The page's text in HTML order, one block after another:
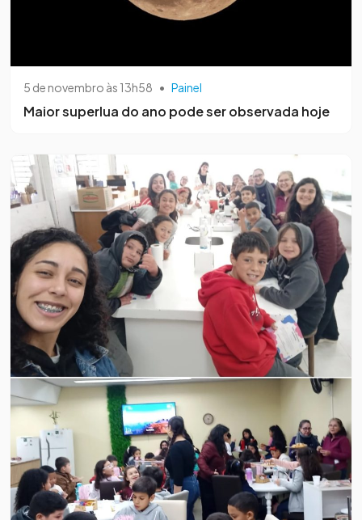
5 de novembro às 13h58 • Painel
Maior superlua do ano pode ser observada hoje